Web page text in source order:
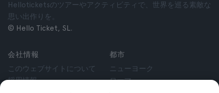
Helloticketsのツアーやアクティビティで、世界を巡る素敵な
思い出作りを。
© Hello Ticket, SL.
会社情報
このウェブサイトについて
採用情報
都市
ニューヨーク
ローマ